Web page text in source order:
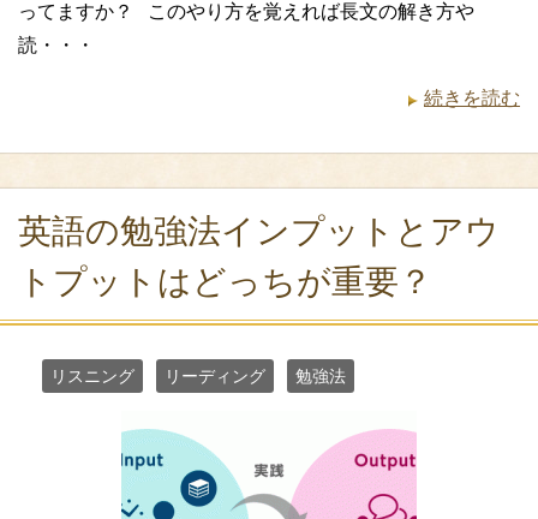
ってますか？ このやり方を覚えれば長文の解き方や
読・・・
続きを読む
英語の勉強法インプットとアウ
トプットはどっちが重要？
リスニング リーディング 勉強法